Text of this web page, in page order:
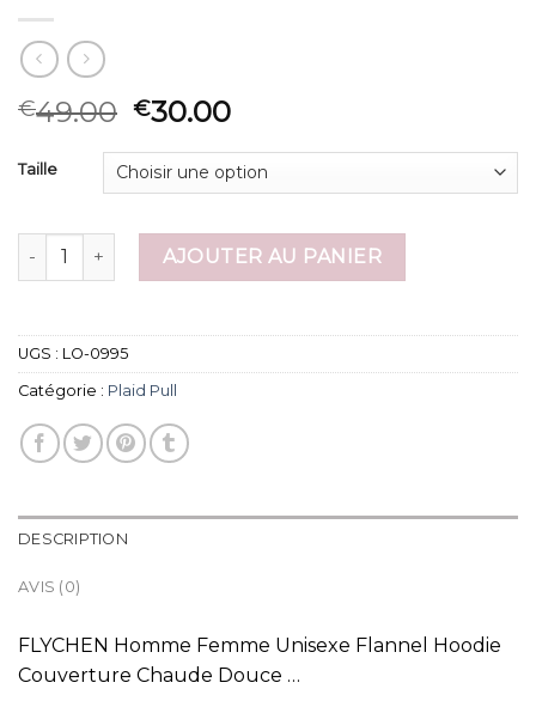
€49.00 €30.00
Taille
quantité de plaid pullAJOUTER AU PANIER
UGS : LO-0995
Catégorie : Plaid Pull
DESCRIPTION
AVIS (0)
FLYCHEN Homme Femme Unisexe Flannel Hoodie
Couverture Chaude Douce …